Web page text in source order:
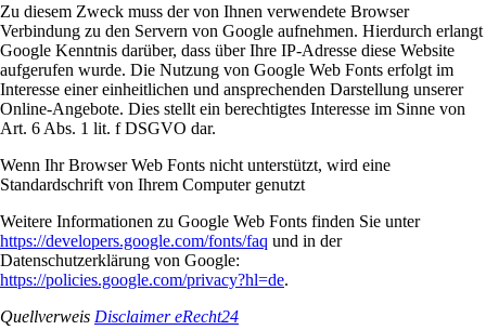
Zu diesem Zweck muss der von Ihnen verwendete Browser
Verbindung zu den Servern von Google aufnehmen. Hierdurch erlangt
Google Kenntnis darüber, dass über Ihre IP-Adresse diese Website
aufgerufen wurde. Die Nutzung von Google Web Fonts erfolgt im
Interesse einer einheitlichen und ansprechenden Darstellung unserer
Online-Angebote. Dies stellt ein berechtigtes Interesse im Sinne von
Art. 6 Abs. 1 lit. f DSGVO dar.
Wenn Ihr Browser Web Fonts nicht unterstützt, wird eine
Standardschrift von Ihrem Computer genutzt
Weitere Informationen zu Google Web Fonts finden Sie unter
https://developers.google.com/fonts/faq und in der
Datenschutzerklärung von Google:
https://policies.google.com/privacy?hl=de.
Quellverweis Disclaimer eRecht24